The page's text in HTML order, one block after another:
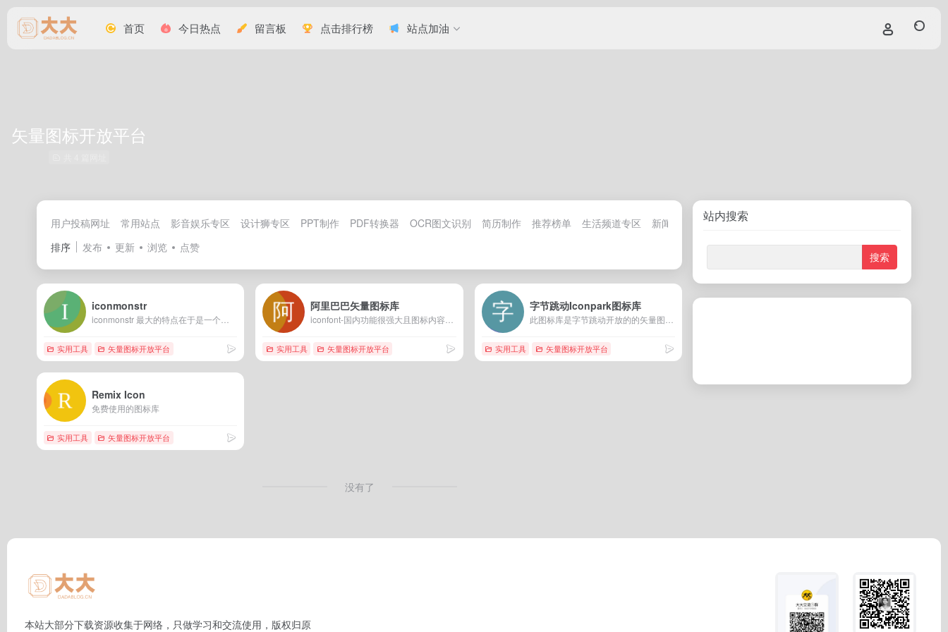
首页 今日热点 留言板 点击排行榜 站点加油
矢量图标开放平台
用户投稿网址 常用站点 影音娱乐专区 设计狮专区 PPT制作 PDF转换器 OCR图文识别 简历制作 推荐榜单 生活频道专区 新闻资讯专区 频道专区
排序
发布 更新 浏览 点赞
iconmonstr
实用工具 矢量图标开放平台
阿里巴巴矢量图标库
实用工具 矢量图标开放平台
字节跳动Iconpark图标库
实用工具 矢量图标开放平台
Remix Icon
免费使用的图标库
实用工具 矢量图标开放平台
没有了
站内搜索
本站大部分下载资源收集于网络，只做学习和交流使用，版权归原